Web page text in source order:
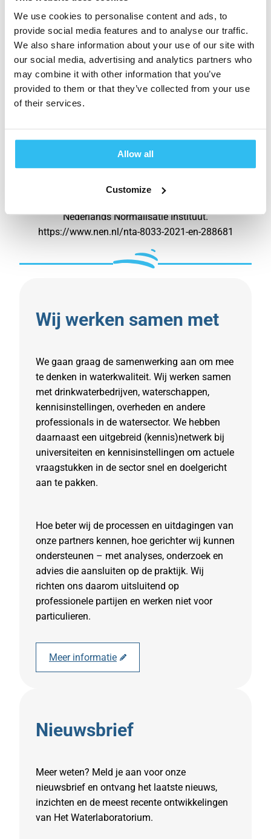
We use cookies to personalise content and ads, to
provide social media features and to analyse our traffic.
We also share information about your use of our site with
our social media, advertising and analytics partners who
may combine it with other information that you’ve
provided to them or that they’ve collected from your use
of their services.
Allow all
Customize
aandacht, ook wanneer we nog niet weten
welke stof het is. Zo kunnen we onbekende
stoffen prioriteren al voordat ze geïdentificeerd
zijn, en kunnen we risico gestuurd monitoren.
1. NEN. (2021). NTA 8033: Richtlijn voor non-
target screening van organische stoffen in
water met chromatografie en
Nederlands Normalisatie Instituut.
https://www.nen.nl/nta-8033-2021-en-288681
Wij werken samen met
We gaan graag de samenwerking aan om mee
te denken in waterkwaliteit. Wij werken samen
met drinkwaterbedrijven, waterschappen,
kennisinstellingen, overheden en andere
professionals in de watersector. We hebben
daarnaast een uitgebreid (kennis)netwerk bij
universiteiten en kennisinstellingen om actuele
vraagstukken in de sector snel en doelgericht
aan te pakken.
Hoe beter wij de processen en uitdagingen van
onze partners kennen, hoe gerichter wij kunnen
ondersteunen – met analyses, onderzoek en
advies die aansluiten op de praktijk. Wij
richten ons daarom uitsluitend op
professionele partijen en werken niet voor
particulieren.
Meer informatie
Nieuwsbrief
Meer weten? Meld je aan voor onze
nieuwsbrief en ontvang het laatste nieuws,
inzichten en de meest recente ontwikkelingen
van Het Waterlaboratorium.